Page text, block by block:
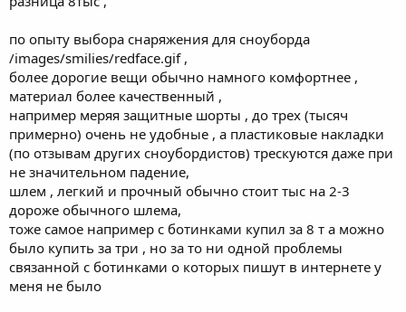
по опыту выбора снаряжения для сноуборда
/images/smilies/redface.gif ,
более дорогие вещи обычно намного комфортнее ,
материал более качественный ,
например меряя защитные шорты , до трех (тысяч
примерно) очень не удобные , а пластиковые накладки
(по отзывам других сноубордистов) трескуются даже при
не значительном падение,
шлем , легкий и прочный обычно стоит тыс на 2-3
дороже обычного шлема,
тоже самое например с ботинками купил за 8 т а можно
было купить за три , но за то ни одной проблемы
связанной с ботинками о которых пишут в интернете у
меня не было